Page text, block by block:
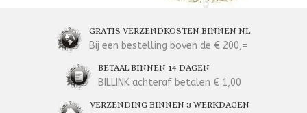
GRATIS VERZENDKOSTEN BINNEN NL
Bij een bestelling boven de € 200,=
BETAAL BINNEN 14 DAGEN
BILLINK achteraf betalen € 1,00
VERZENDING BINNEN 3 WERKDAGEN